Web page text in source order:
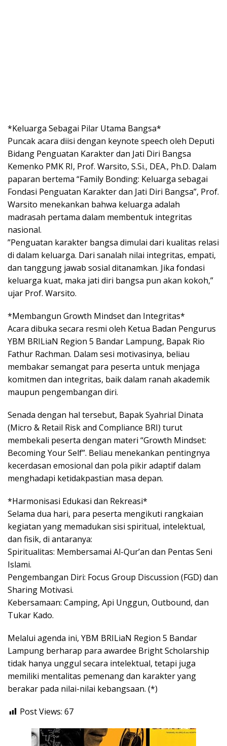
*​Keluarga Sebagai Pilar Utama Bangsa*
​Puncak acara diisi dengan keynote speech oleh Deputi
Bidang Penguatan Karakter dan Jati Diri Bangsa
Kemenko PMK RI, Prof. Warsito, S.Si., DEA., Ph.D. Dalam
paparan bertema “Family Bonding: Keluarga sebagai
Fondasi Penguatan Karakter dan Jati Diri Bangsa”, Prof.
Warsito menekankan bahwa keluarga adalah
madrasah pertama dalam membentuk integritas
nasional.
​”Penguatan karakter bangsa dimulai dari kualitas relasi
di dalam keluarga. Dari sanalah nilai integritas, empati,
dan tanggung jawab sosial ditanamkan. Jika fondasi
keluarga kuat, maka jati diri bangsa pun akan kokoh,”
ujar Prof. Warsito.
*​Membangun Growth Mindset dan Integritas*
​Acara dibuka secara resmi oleh Ketua Badan Pengurus
YBM BRILiaN Region 5 Bandar Lampung, Bapak Rio
Fathur Rachman. Dalam sesi motivasinya, beliau
membakar semangat para peserta untuk menjaga
komitmen dan integritas, baik dalam ranah akademik
maupun pengembangan diri.
​Senada dengan hal tersebut, Bapak Syahrial Dinata
(Micro & Retail Risk and Compliance BRI) turut
membekali peserta dengan materi “Growth Mindset:
Becoming Your Self”. Beliau menekankan pentingnya
kecerdasan emosional dan pola pikir adaptif dalam
menghadapi ketidakpastian masa depan.
*​Harmonisasi Edukasi dan Rekreasi*
​Selama dua hari, para peserta mengikuti rangkaian
kegiatan yang memadukan sisi spiritual, intelektual,
dan fisik, di antaranya:
​Spiritualitas: Membersamai Al-Qur’an dan Pentas Seni
Islami.
​Pengembangan Diri: Focus Group Discussion (FGD) dan
Sharing Motivasi.
​Kebersamaan: Camping, Api Unggun, Outbound, dan
Tukar Kado.
​Melalui agenda ini, YBM BRILiaN Region 5 Bandar
Lampung berharap para awardee Bright Scholarship
tidak hanya unggul secara intelektual, tetapi juga
memiliki mentalitas pemenang dan karakter yang
berakar pada nilai-nilai kebangsaan. (*)
Post Views: 67